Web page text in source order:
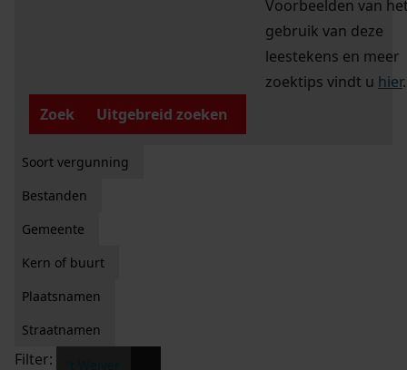
Voorbeelden van
gebruik van deze
leestekens en meer
zoektips vindt u hier.
Zoek
Uitgebreid zoeken
Soort vergunning
Bestanden
Gemeente
Kern of buurt
Plaatsnamen
Straatnamen
Filter: